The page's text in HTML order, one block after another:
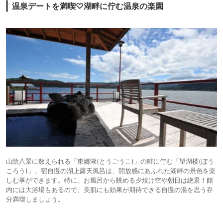
温泉デートを満喫♡湖畔に佇む温泉の楽園
山陰八景に数えられる「東郷湖(とうごうこ)」の畔に佇む「望湖楼(ぼう
ころう)」。宿自慢の湖上露天風呂は、開放感にあふれた湖畔の景色を楽
しむ事ができます。特に、お風呂から眺める夕焼け空や朝日は絶景！館
内には大浴場もあるので、美肌にも効果が期待できる自慢の湯を思う存
分満喫しましょう。